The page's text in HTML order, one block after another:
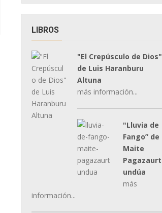
LIBROS
"El Crepúsculo de Dios"
de Luis Haranburu
Altuna
más información...
"Lluvia de
Fango” de
Maite
Pagazaurt
undúa
más
información...